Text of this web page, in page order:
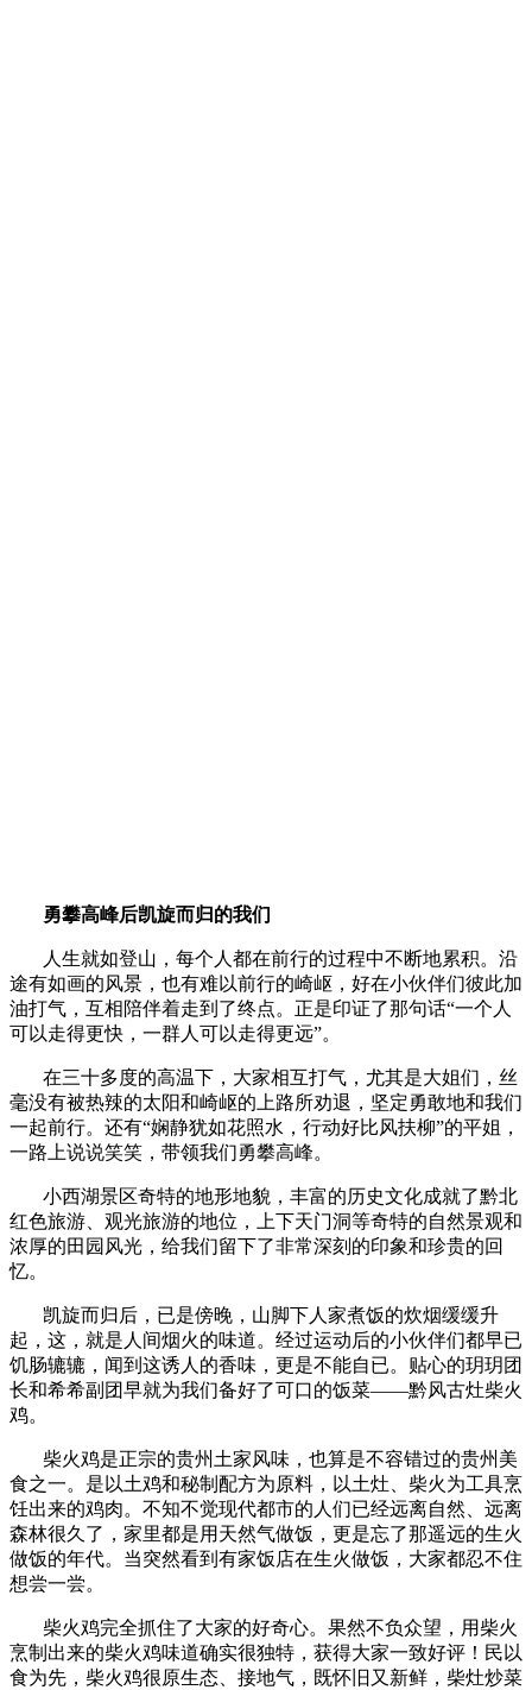
勇攀高峰后凯旋而归的我们
人生就如登山，每个人都在前行的过程中不断地累积。沿
途有如画的风景，也有难以前行的崎岖，好在小伙伴们彼此加
油打气，互相陪伴着走到了终点。正是印证了那句话“一个人
可以走得更快，一群人可以走得更远”。
在三十多度的高温下，大家相互打气，尤其是大姐们，丝
毫没有被热辣的太阳和崎岖的上路所劝退，坚定勇敢地和我们
一起前行。还有“娴静犹如花照水，行动好比风扶柳”的平姐，
一路上说说笑笑，带领我们勇攀高峰。
小西湖景区奇特的地形地貌，丰富的历史文化成就了黔北
红色旅游、观光旅游的地位，上下天门洞等奇特的自然景观和
浓厚的田园风光，给我们留下了非常深刻的印象和珍贵的回
忆。
凯旋而归后，已是傍晚，山脚下人家煮饭的炊烟缓缓升
起，这，就是人间烟火的味道。经过运动后的小伙伴们都早已
饥肠辘辘，闻到这诱人的香味，更是不能自已。贴心的玥玥团
长和希希副团早就为我们备好了可口的饭菜——黔风古灶柴火
鸡。
柴火鸡是正宗的贵州土家风味，也算是不容错过的贵州美
食之一。是以土鸡和秘制配方为原料，以土灶、柴火为工具烹
饪出来的鸡肉。不知不觉现代都市的人们已经远离自然、远离
森林很久了，家里都是用天然气做饭，更是忘了那遥远的生火
做饭的年代。当突然看到有家饭店在生火做饭，大家都忍不住
想尝一尝。
柴火鸡完全抓住了大家的好奇心。果然不负众望，用柴火
烹制出来的柴火鸡味道确实很独特，获得大家一致好评！民以
食为先，柴火鸡很原生态、接地气，既怀旧又新鲜，柴灶炒菜